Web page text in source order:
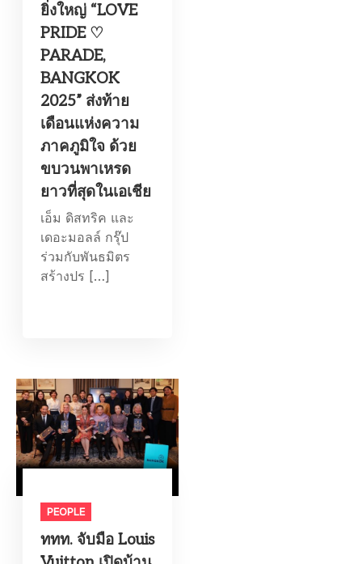
ยิ่งใหญ่ “LOVE
PRIDE ♡
PARADE,
BANGKOK
2025” ส่งท้าย
เดือนแห่งความ
ภาคภูมิใจ ด้วย
ขบวนพาเหรด
ยาวที่สุดในเอเชีย
เอ็ม ดิสทริค และ
เดอะมอลล์ กรุ๊ป
ร่วมกับพันธมิตร
สร้างปร […]
PEOPLE
ททท. จับมือ Louis